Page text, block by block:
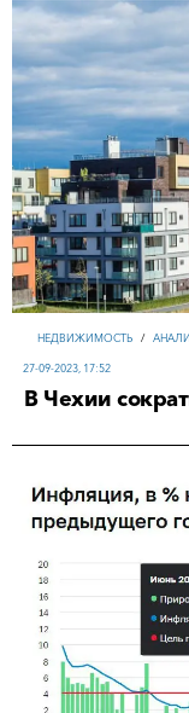
НЕДВИЖИМОСТЬ /
27-09-2023, 17:52
В Чехии